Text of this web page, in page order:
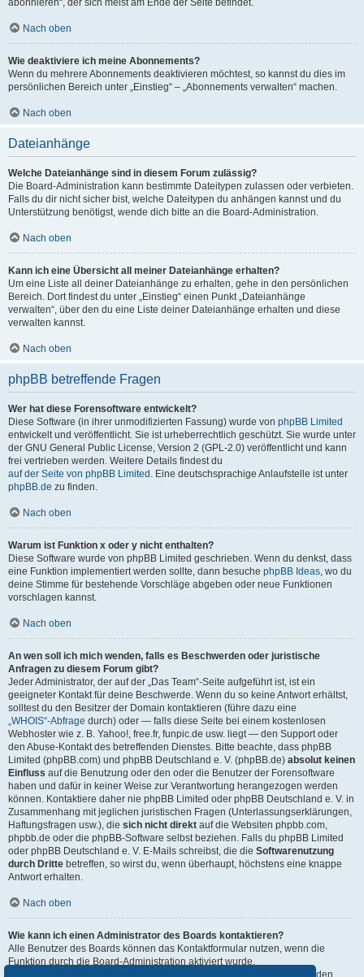
abonnieren“, der sich meist am Ende der Seite befindet.
Nach oben
Wie deaktiviere ich meine Abonnements?
Wenn du mehrere Abonnements deaktivieren möchtest, so kannst du dies im
persönlichen Bereich unter „Einstieg“ – „Abonnements verwalten“ machen.
Nach oben
Dateianhänge
Welche Dateianhänge sind in diesem Forum zulässig?
Die Board-Administration kann bestimmte Dateitypen zulassen oder verbieten.
Falls du dir nicht sicher bist, welche Dateitypen du anhängen kannst und du
Unterstützung benötigst, wende dich bitte an die Board-Administration.
Nach oben
Kann ich eine Übersicht all meiner Dateianhänge erhalten?
Um eine Liste all deiner Dateianhänge zu erhalten, gehe in den persönlichen
Bereich. Dort findest du unter „Einstieg“ einen Punkt „Dateianhänge
verwalten“, über den du eine Liste deiner Dateianhänge erhalten und diese
verwalten kannst.
Nach oben
phpBB betreffende Fragen
Wer hat diese Forensoftware entwickelt?
Diese Software (in ihrer unmodifizierten Fassung) wurde von phpBB Limited
entwickelt und veröffentlicht. Sie ist urheberrechtlich geschützt. Sie wurde unter
der GNU General Public License, Version 2 (GPL-2.0) veröffentlicht und kann
frei vertrieben werden. Weitere Details findest du
auf der Seite von phpBB Limited . Eine deutschsprachige Anlaufstelle ist unter
phpBB.de zu finden.
Nach oben
Warum ist Funktion x oder y nicht enthalten?
Diese Software wurde von phpBB Limited geschrieben. Wenn du denkst, dass
eine Funktion implementiert werden sollte, dann besuche phpBB Ideas, wo du
deine Stimme für bestehende Vorschläge abgeben oder neue Funktionen
vorschlagen kannst.
Nach oben
An wen soll ich mich wenden, falls es Beschwerden oder juristische
Anfragen zu diesem Forum gibt?
Jeder Administrator, der auf der „Das Team“-Seite aufgeführt ist, ist ein
geeigneter Kontakt für deine Beschwerde. Wenn du so keine Antwort erhältst,
solltest du den Besitzer der Domain kontaktieren (führe dazu eine
„WHOIS“-Abfrage durch) oder — falls diese Seite bei einem kostenlosen
Webhoster wie z. B. Yahoo!, free.fr, funpic.de usw. liegt — den Support oder
den Abuse-Kontakt des betreffenden Dienstes. Bitte beachte, dass phpBB
Limited (phpBB.com) und phpBB Deutschland e. V. (phpBB.de) absolut keinen
Einfluss auf die Benutzung oder den oder die Benutzer der Forensoftware
haben und dafür in keiner Weise zur Verantwortung herangezogen werden
können. Kontaktiere daher nie phpBB Limited oder phpBB Deutschland e. V. in
Zusammenhang mit jeglichen juristischen Fragen (Unterlassungserklärungen,
Haftungsfragen usw.), die sich nicht direkt auf die Websiten phpbb.com,
phpbb.de oder die phpBB-Software selbst beziehen. Falls du phpBB Limited
oder phpBB Deutschland e. V. E-Mails schreibst, die die Softwarenutzung
durch Dritte betreffen, so wirst du, wenn überhaupt, höchstens eine knappe
Antwort erhalten.
Nach oben
Wie kann ich einen Administrator des Boards kontaktieren?
Alle Benutzer des Boards können das Kontaktformular nutzen, wenn die
Funktion durch die Board-Administration aktiviert wurde.
Mitglieder des Boards können zusätzlich den Link „Das Team“ verwenden.